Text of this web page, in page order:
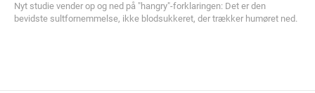
Nyt studie vender op og ned på "hangry"-forklaringen: Det er den
bevidste sultfornemmelse, ikke blodsukkeret, der trækker humøret ned.